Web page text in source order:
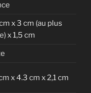
x 3 cm (au plus
x 1,5 cm
x 4.3 cm x 2,1 cm